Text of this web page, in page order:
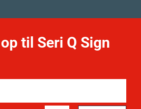
til Seri Q Sign